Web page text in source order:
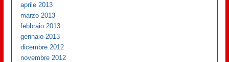
aprile 2013
marzo 2013
febbraio 2013
gennaio 2013
dicembre 2012
novembre 2012